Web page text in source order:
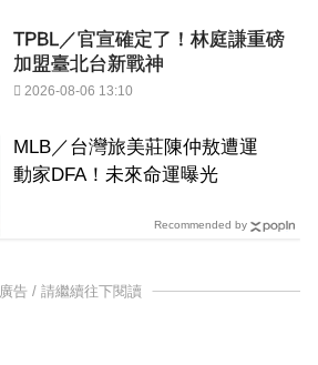
TPBL／官宣確定了！林庭謙重磅
加盟臺北台新戰神
2026-08-06 13:10
MLB／台灣旅美莊陳仲敖遭運
動家DFA！未來命運曝光
Recommended by
廣告 / 請繼續往下閱讀